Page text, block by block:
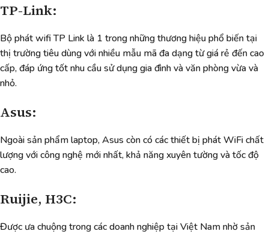
TP-Link:
Bộ phát wifi TP Link là 1 trong những thương hiệu phổ biến tại
thị trường tiêu dùng với nhiều mẫu mã đa dạng từ giá rẻ đến cao
cấp, đáp ứng tốt nhu cầu sử dụng gia đình và văn phòng vừa và
nhỏ.
Asus:
Ngoài sản phẩm laptop, Asus còn có các thiết bị phát WiFi chất
lượng với công nghệ mới nhất, khả năng xuyên tường và tốc độ
cao.
Ruijie, H3C:
Được ưa chuộng trong các doanh nghiệp tại Việt Nam nhờ sản